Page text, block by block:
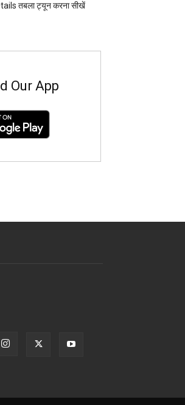
तबला ट्यून करना सीखें
Our App